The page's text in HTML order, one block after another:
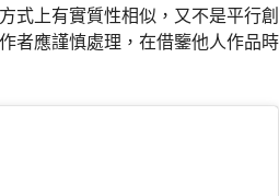
式上有實質性相似，又不是平行創
者應謹慎處理，在借鑒他人作品時